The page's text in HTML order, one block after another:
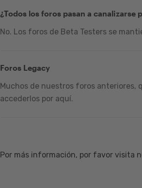
¿Todos los foros pasan a canalizarse
No. Los foros de Beta Testers se
Foros Legacy
Muchos de nuestros foros anteriores,
accederlos por aquí.
Por más información, por favor visita